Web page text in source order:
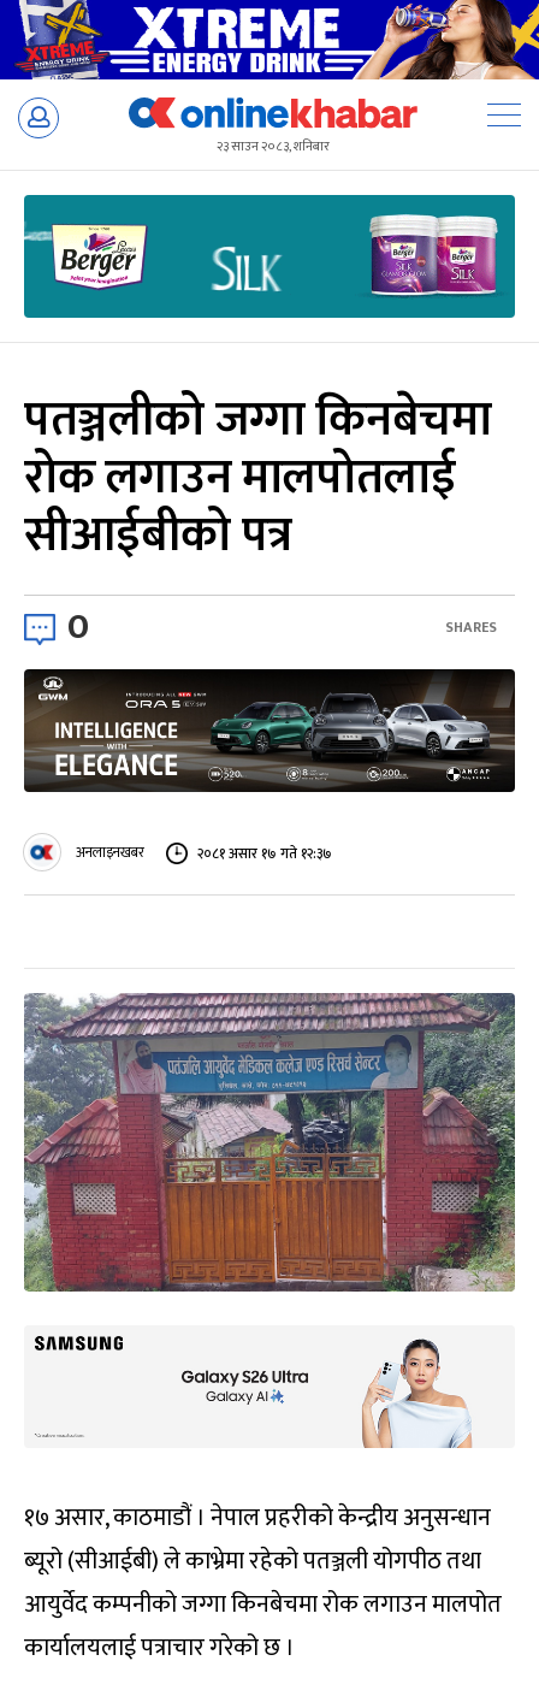
Skip
२३ साउन २०८३, शनिबार
पतञ्जलीको जग्गा किनबेचमा
रोक लगाउन मालपोतलाई
सीआईबीको पत्र
0 SHARES
अनलाइनखबर २०८१ असार १७ गते १२:३७
१७ असार, काठमाडौं । नेपाल प्रहरीको केन्द्रीय अनुसन्धान
ब्यूरो (सीआईबी) ले काभ्रेमा रहेको पतञ्जली योगपीठ तथा
आयुर्वेद कम्पनीको जग्गा किनबेचमा रोक लगाउन मालपोत
कार्यालयलाई पत्राचार गरेको छ ।